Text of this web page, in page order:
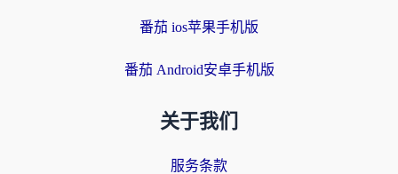
番茄 ios苹果手机版
番茄 Android安卓手机版
关于我们
服务条款